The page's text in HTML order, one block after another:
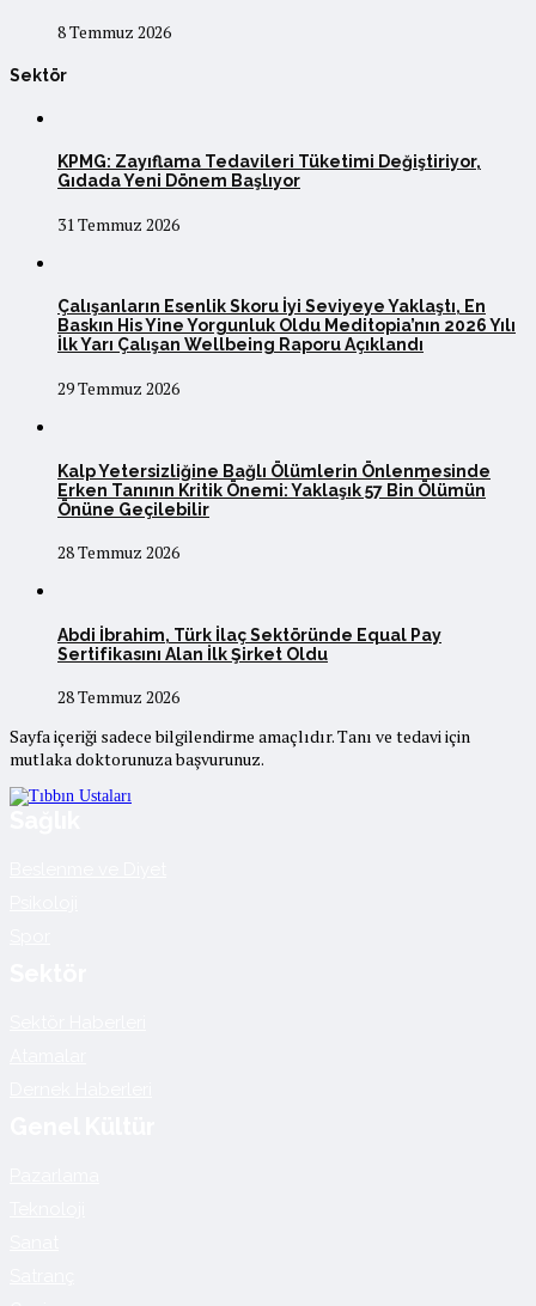
8 Temmuz 2026
Sektör
KPMG: Zayıflama Tedavileri Tüketimi Değiştiriyor,
Gıdada Yeni Dönem Başlıyor
31 Temmuz 2026
Çalışanların Esenlik Skoru İyi Seviyeye Yaklaştı, En
Baskın His Yine Yorgunluk Oldu Meditopia’nın 2026 Yılı
İlk Yarı Çalışan Wellbeing Raporu Açıklandı
29 Temmuz 2026
Kalp Yetersizliğine Bağlı Ölümlerin Önlenmesinde
Erken Tanının Kritik Önemi: Yaklaşık 57 Bin Ölümün
Önüne Geçilebilir
28 Temmuz 2026
Abdi İbrahim, Türk İlaç Sektöründe Equal Pay
Sertifikasını Alan İlk Şirket Oldu
28 Temmuz 2026
Sayfa içeriği sadece bilgilendirme amaçlıdır. Tanı ve tedavi için
mutlaka doktorunuza başvurunuz.